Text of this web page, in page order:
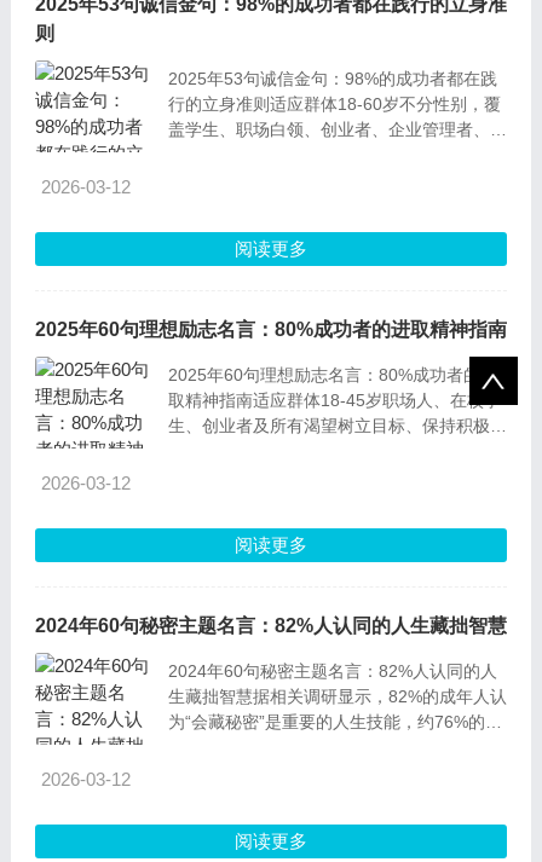
2025年53句诚信金句：98%的成功者都在践行的立身准
则
2025年53句诚信金句：98%的成功者都在践
行的立身准则适应群体18-60岁不分性别，覆
盖学生、职场白领、创业者、企业管理者、个
外，从个人修身到事业发展，从人际交往到社
会运转，全方位凸显了诚信的核心价
2026-03-12
阅读更多
2025年60句理想励志名言：80%成功者的进取精神指南
2025年60句理想励志名言：80%成功者的进
取精神指南适应群体18-45岁职场人、在校学
生、创业者及所有渴望树立目标、保持积极进
2026-03-12
阅读更多
2024年60句秘密主题名言：82%人认同的人生藏拙智慧
2024年60句秘密主题名言：82%人认同的人
生藏拙智慧据相关调研显示，82%的成年人认
为“会藏秘密”是重要的人生技能，约76%的人
品。
2026-03-12
阅读更多